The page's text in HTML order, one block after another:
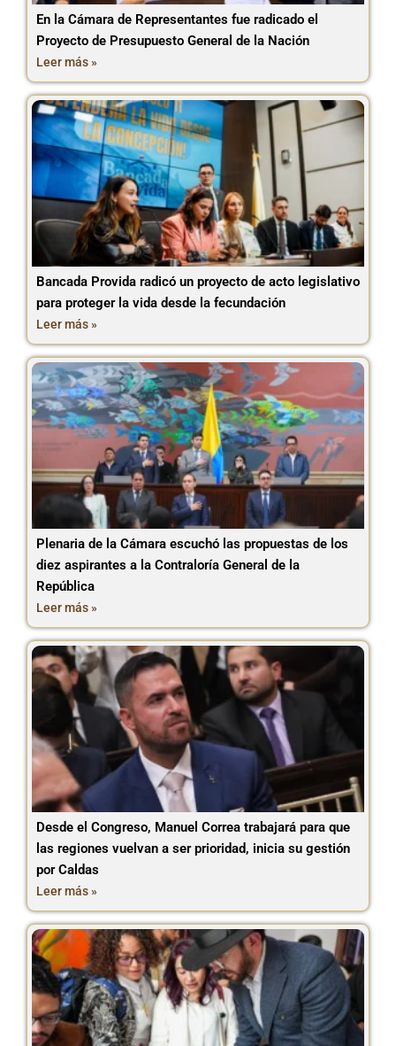
En la Cámara de Representantes fue radicado el
Proyecto de Presupuesto General de la Nación
Leer más »
Bancada Provida radicó un proyecto de acto legislativo
para proteger la vida desde la fecundación
Leer más »
Plenaria de la Cámara escuchó las propuestas de los
diez aspirantes a la Contraloría General de la
República
Leer más »
Desde el Congreso, Manuel Correa trabajará para que
las regiones vuelvan a ser prioridad, inicia su gestión
por Caldas
Leer más »